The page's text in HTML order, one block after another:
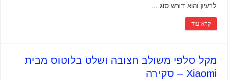
לרעיון והוא דורש סוג …
קרא עוד
מקל סלפי משולב חצובה ושלט בלוטוס מבית
Xiaomi – סקירה